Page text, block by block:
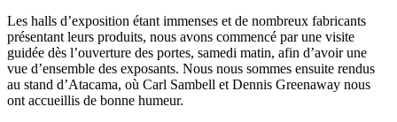
Les halls d’exposition étant immenses et de nombreux fabricants
présentant leurs produits, nous avons commencé par une visite
guidée dès l’ouverture des portes, samedi matin, afin d’avoir une
vue d’ensemble des exposants. Nous nous sommes ensuite rendus
au stand d’Atacama, où Carl Sambell et Dennis Greenaway nous
ont accueillis de bonne humeur.